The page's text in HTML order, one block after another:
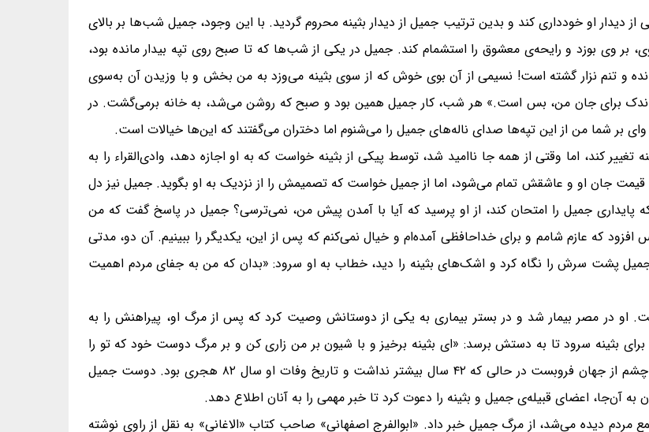
از دیدار او خودداری کند و بدین ترتیب جمیل از دیدار بثینه محروم گردید. با این وجود، جمیل شب‌ها بر بالای
بر وی بوزد و رایحه‌ی معشوق را استشمام کند. جمیل در یکی از شب‌ها که تا صبح روی تپه بیدار مانده بود،
و تنم نزار گشته است! نسیمی از آن بوی خوش که از سوی بثینه می‌وزد به من بخش و با وزیدن آن به‌سوی
از اندک برای جان من، بس است.» هر شب، کار جمیل همین بود و صبح که روشن می‌شد، به خانه برمی‌گشت. در
وای بر شما من از این تپه‌ها صدای ناله‌های جمیل را می‌شنوم اما دختران می‌گفتند که این‌ها خیالات است.
کند، اما وقتی از همه جا ناامید شد، توسط پیکی از بثینه خواست که به او اجازه دهد، وادی‌القراء را به
قیمت جان او و عاشقش تمام می‌شود، اما از جمیل خواست که تصمیمش را از نزدیک به او بگوید. جمیل نیز دل
پایداری جمیل را امتحان کند، از او پرسید که آیا با آمدن پیش من، نمی‌ترسی؟ جمیل در پاسخ گفت که من
که عازم شامم و برای خداحافظی آمده‌ام و خیال نمی‌کنم که پس از این، یکدیگر را ببینیم. آن دو، مدتی
پشت سرش را نگاه کرد و اشک‌های بثینه را دید، خطاب به او سرود: «بدان که من به جفای مردم اهمیت
در مصر بیمار شد و در بستر بیماری به یکی از دوستانش وصیت کرد که پس از مرگ او، پیراهنش را به
بثینه سرود تا به دستش برسد: «ای بثینه برخیز و با شیون بر من زاری کن و بر مرگ دوست خود که تو را
بیش از همه دوست می‌داشت اشک بریز.» جمیل لحظاتی بعد، چشم از جهان فروبست در حالی که ۴۲ سال بیشتر نداشت و تاریخ وفات او سال ۸۲ هجری بود. دوست جمیل
به آن‌جا، اعضای قبیله‌ی جمیل و بثینه را دعوت کرد تا خبر مهمی را به آنان اطلاع دهد.
دیده می‌شد، از مرگ جمیل خبر داد. «ابوالفرج اصفهانی» صاحب کتاب «الاغانی» به نقل از راوی نوشته